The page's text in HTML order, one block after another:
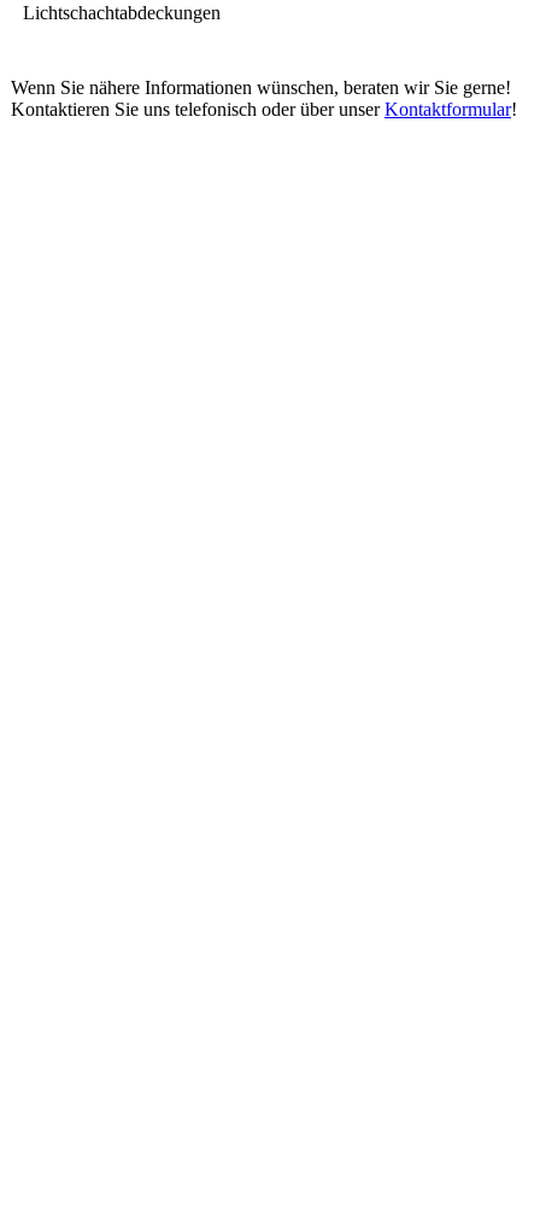
Lichtschachtabdeckungen
Wenn Sie nähere Informationen wünschen, beraten wir Sie gerne!
Kontaktieren Sie uns telefonisch oder über unserKontaktformular!